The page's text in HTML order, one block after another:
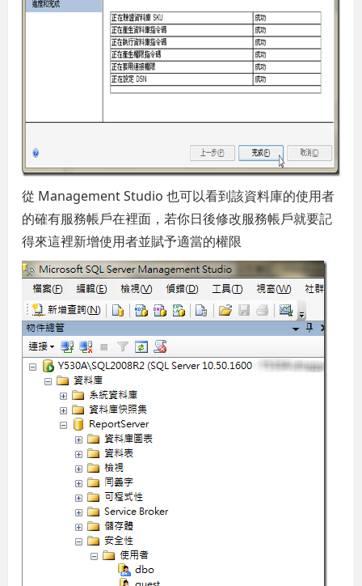
從 Management Studio 也可以看到該資料庫的使用者
的確有服務帳戶在裡面，若你日後修改服務帳戶就要記
得來這裡新增使用者並賦予適當的權限